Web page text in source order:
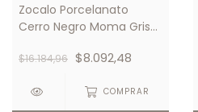
Zocalo Porcelanato
Cerro Negro Moma Gris
Unidad
$16.184,96 $8.092,48
COMPRAR